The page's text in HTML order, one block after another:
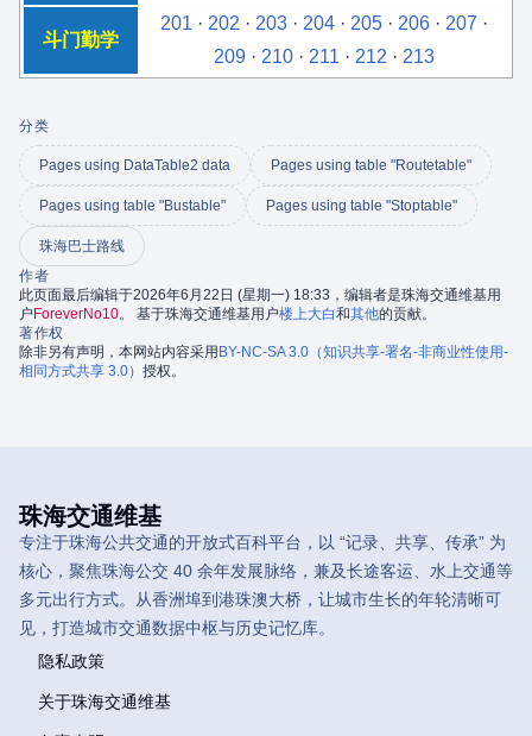
斗门勤学
201 · 202 · 203 · 204 · 205 · 206 · 207 ·
209 · 210 · 211 · 212 · 213
分类
Pages using DataTable2 data Pages using table "Routetable"
Pages using table "Bustable" Pages using table "Stoptable"
珠海巴士路线
作者
此页面最后编辑于2026年6月22日 (星期一) 18:33，编辑者是珠海交通维基用
户 ForeverNo10。 基于珠海交通维基用户楼上大白和其他的贡献。
著作权
除非另有声明，本网站内容采用 BY-NC-SA 3.0（知识共享-署名-非商业性使用-
相同方式共享 3.0） 授权。
珠海交通维基
专注于珠海公共交通的开放式百科平台，以 “记录、共享、传承” 为
核心，聚焦珠海公交 40 余年发展脉络，兼及长途客运、水上交通等
多元出行方式。从香洲埠到港珠澳大桥，让城市生长的年轮清晰可
见，打造城市交通数据中枢与历史记忆库。
隐私政策
关于珠海交通维基